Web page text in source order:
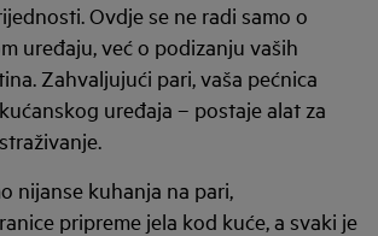
Ovdje se ne radi samo o
uređaju, već o podizanju vaših
Zahvaljujući pari, vaša pećnica
uređaja – postaje alat za
nijanse kuhanja na pari,
pripreme jela kod kuće, a svaki je